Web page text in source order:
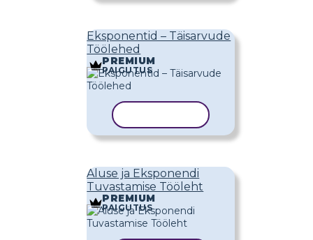
Eksponentid – Täisarvude
Töölehed
PREMIUM
PAIGUTUS
Aluse ja Eksponendi
Tuvastamise Tööleht
PREMIUM
PAIGUTUS